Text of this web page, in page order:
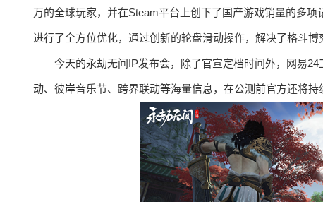
万的全球玩家，并在Steam平台上创下了国产游戏销量的多
进行了全方位优化，通过创新的轮盘滑动操作，解决了格斗
今天的永劫无间IP发布会，除了官宣定档时间外，网易
动、彼岸音乐节、跨界联动等海量信息，在公测前官方还将持